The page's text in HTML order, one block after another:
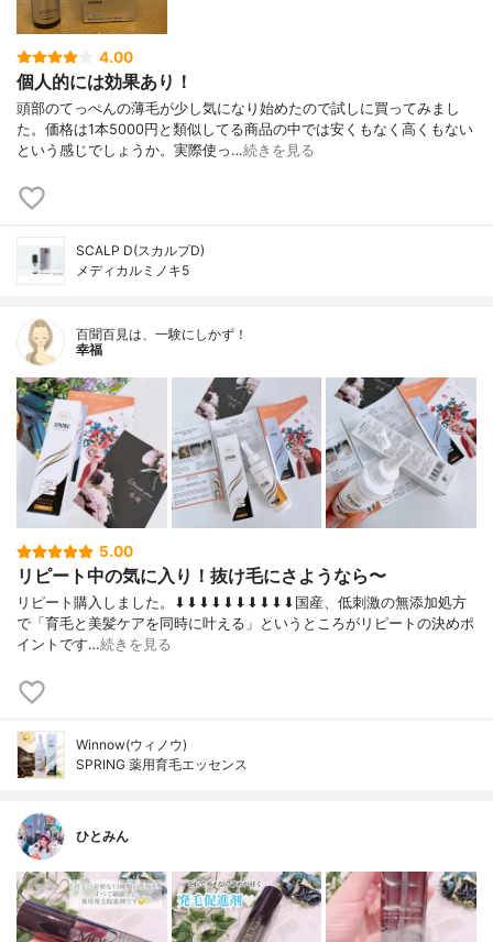
4.00
個人的には効果あり！
頭部のてっぺんの薄毛が少し気になり始めたので試しに買ってみまし
た。価格は1本5000円と類似してる商品の中では安くもなく高くもない
という感じでしょうか。実際使っ…続きを見る
SCALP D(スカルプD)
メディカルミノキ5
百聞百見は、一験にしかず！
幸福
5.00
リピート中の気に入り！抜け毛にさようなら〜
リピート購入しました。⬇︎⬇︎⬇︎⬇︎⬇︎⬇︎⬇︎⬇︎⬇︎⬇︎国産、低刺激の無添加処方
で「育毛と美髪ケアを同時に叶える」というところがリピートの決めポ
イントです…続きを見る
Winnow(ウィノウ)
SPRING 薬用育毛エッセンス
ひとみん